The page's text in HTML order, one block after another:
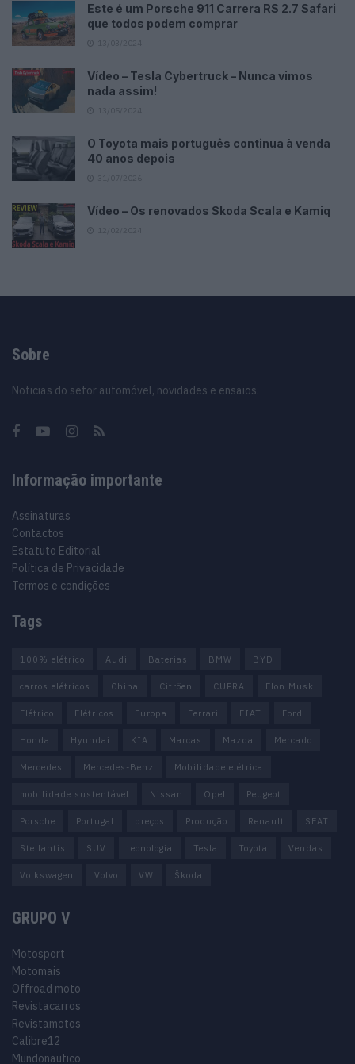
Este é um Porsche 911 Carrera RS 2.7 Safari
que todos podem comprar
Vídeo – Tesla Cybertruck – Nunca vimos
nada assim!
O Toyota mais português continua à venda
40 anos depois
Vídeo – Os renovados Skoda Scala e Kamiq
Sobre
Noticias do setor automóvel, novidades e ensaios.
Informação importante
Assinaturas
Contactos
Estatuto Editorial
Política de Privacidade
Termos e condições
Tags
100% elétrico Audi Baterias BMW BYD
carros elétricos China Citröen CUPRA Elon Musk
Elétrico Elétricos Europa Ferrari FIAT Ford
Honda Hyundai KIA Marcas Mazda Mercado
Mercedes Mercedes-Benz Mobilidade elétrica
mobilidade sustentável Nissan Opel Peugeot
Porsche Portugal preços Produção Renault SEAT
Stellantis SUV tecnologia Tesla Toyota Vendas
Volkswagen Volvo VW Škoda
GRUPO V
Motosport
Motomais
Offroad moto
Revistacarros
Revistamotos
Calibre12
Mundonautico